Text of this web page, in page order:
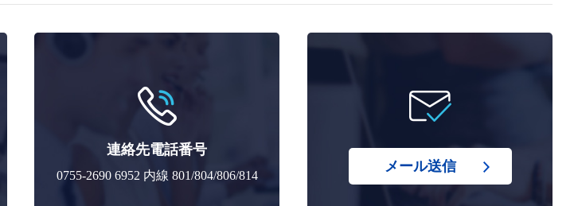
連絡先電話番号
0755-2690 6952 内線 801/804/806/814
メール送信